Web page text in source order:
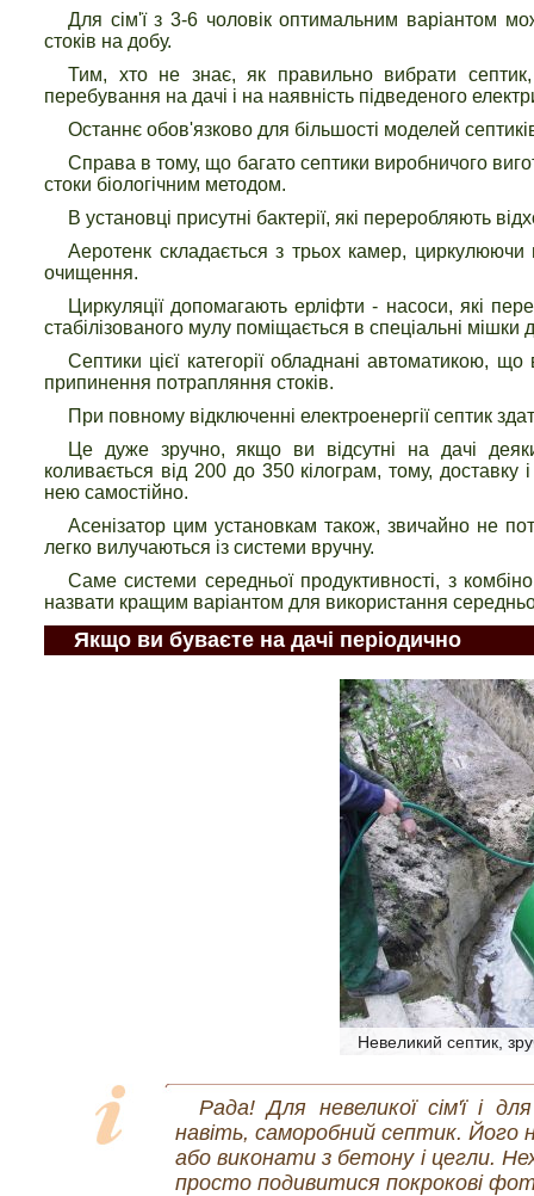
Для сім'ї з 3-6 чоловік оптимальним варіантом
стоків на добу.
Тим, хто не знає, як правильно вибрати септик,
перебування на дачі і на наявність підведеного
Останнє обов'язково для більшості моделей
Справа в тому, що багато септики виробничого
стоки біологічним методом.
В установці присутні бактерії, які переробляють
Аеротенк складається з трьох камер,
очищення.
Циркуляції допомагають ерліфти - насоси, які
стабілізованого мулу поміщається в спеціальні
Септики цієї категорії обладнані автоматикою,
припинення потрапляння стоків.
При повному відключенні електроенергії септик
Це дуже зручно, якщо ви відсутні на дачі
коливається від 200 до 350 кілограм, тому,
нею самостійно.
Асенізатор цим установкам також, звичайно не
легко вилучаються із системи вручну.
Саме системи середньої продуктивності, з
назвати кращим варіантом для використання
Якщо ви буваєте на дачі періодично
Невеликий септик,
Рада! Для невеликої сім'ї і
навіть, саморобний септик. Його
або виконати з бетону і цегли.
просто подивитися покрокові